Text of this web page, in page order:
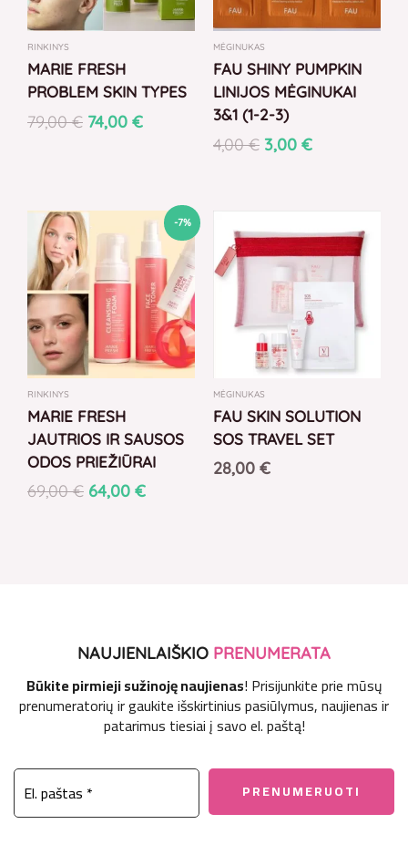
RINKINYS
MARIE FRESH
PROBLEM SKIN TYPES
79,00€ 74,00 €
MĖGINUKAS
FAU SHINY PUMPKIN
LINIJOS MĖGINUKAI
3&1 (1-2-3)
4,00€ 3,00 €
-7%
RINKINYS
MARIE FRESH
JAUTRIOS IR SAUSOS
ODOS PRIEŽIŪRAI
69,00€
Original
price
was:
69,00 €.
64,00 €
Current
price
is:
64,00 €.
MĖGINUKAS
FAU SKIN SOLUTION
SOS TRAVEL SET
28,00 €
NAUJIENLAIŠKIO PRENUMERATA
Būkite pirmieji sužinoję naujienas! Prisijunkite prie mūsų
prenumeratorių ir gaukite išskirtinius pasiūlymus, naujienas ir
patarimus tiesiai į savo el. paštą!